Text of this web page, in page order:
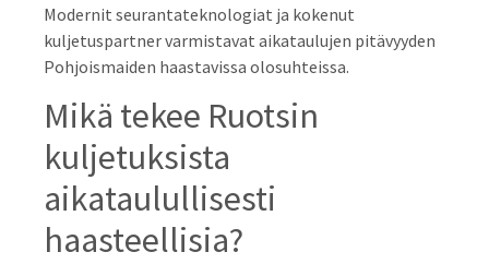
Modernit seurantateknologiat ja kokenut
kuljetuspartner varmistavat aikataulujen pitävyyden
Pohjoismaiden haastavissa olosuhteissa.
Mikä tekee Ruotsin
kuljetuksista
aikataulullisesti
haasteellisia?